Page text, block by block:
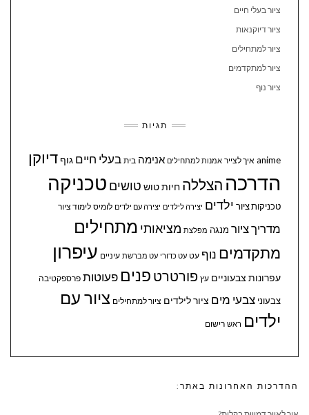
ציור בעלי חיים
ציור דיוקנאות
ציור למתחילים
ציור למתקדמים
ציור נוף
תגיות
anime איך לצייר אמנות למתחילים אנימה בית בעלי חיים גוףדיוקן
הדרכה הצללה חיותטוש טושים טכניקה
טכניקות ציור ילדים יצירה לילדים יצירה עם ילדים לומיס לימוד ציור
מדריך ציור מנגה מפלצת מציאותי מתחילים
מתקדמים נוף עט עט כדורי עט מברשת עיניים עיפרון
עפרונות צבעוניים עץ פורטרט פנים פעוטות פרספקטיבה
צבעוני צבעי מים ציור לילדים ציור למתחילים ציור עם
ילדים ראש רישום
ההדרכות האחרונות באתר: